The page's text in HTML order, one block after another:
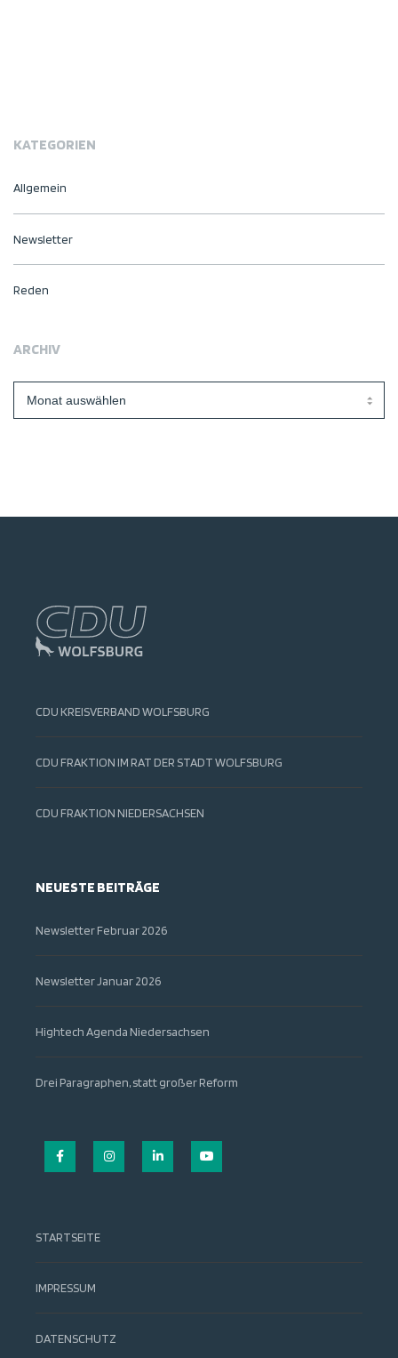
KATEGORIEN
Allgemein
Newsletter
Reden
ARCHIV
CDU KREISVERBAND WOLFSBURG
CDU FRAKTION IM RAT DER STADT WOLFSBURG
CDU FRAKTION NIEDERSACHSEN
NEUESTE BEITRÄGE
Newsletter Februar 2026
Newsletter Januar 2026
Hightech Agenda Niedersachsen
Drei Paragraphen, statt großer Reform
Facebook Instagram LinkedIn
STARTSEITE
IMPRESSUM
DATENSCHUTZ